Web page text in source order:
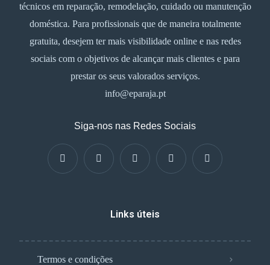
técnicos em reparação, remodelação, cuidado ou manutenção
doméstica. Para profissionais que de maneira totalmente
gratuita, desejem ter mais visibilidade online e nas redes
sociais com o objetivos de alcançar mais clientes e para
prestar os seus valorados serviços.
info@eparaja.pt
Siga-nos nas Redes Sociais
Links úteis
Termos e condições